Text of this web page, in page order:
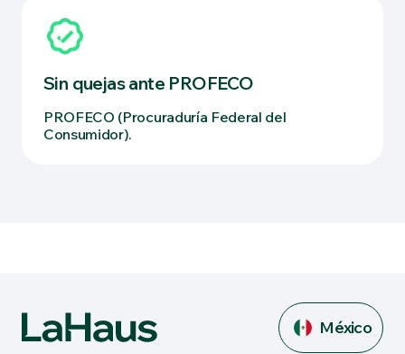
Sin quejas ante PROFECO
PROFECO (Procuraduría Federal del
Consumidor).
México